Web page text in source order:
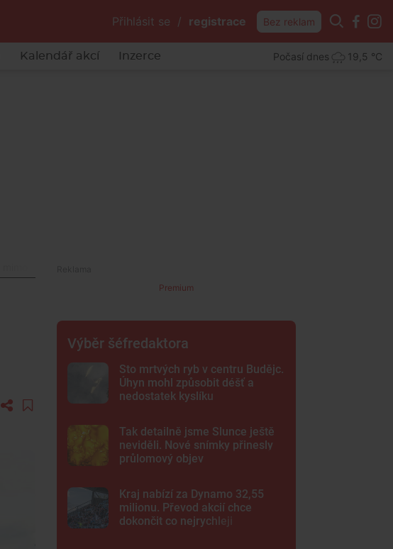
Přihlásit se / registrace Bez reklam
Kalendář akcí Inzerce Počasí dnes 19,5 °C
Premium
Výběr šéfredaktora
Sto mrtvých ryb v centru Budějc.
Úhyn mohl způsobit déšť a
nedostatek kyslíku
Tak detailně jsme Slunce ještě
neviděli. Nové snímky přinesly
průlomový objev
Kraj nabízí za Dynamo 32,55
milionu. Převod akcií chce
dokončit co nejrychleji